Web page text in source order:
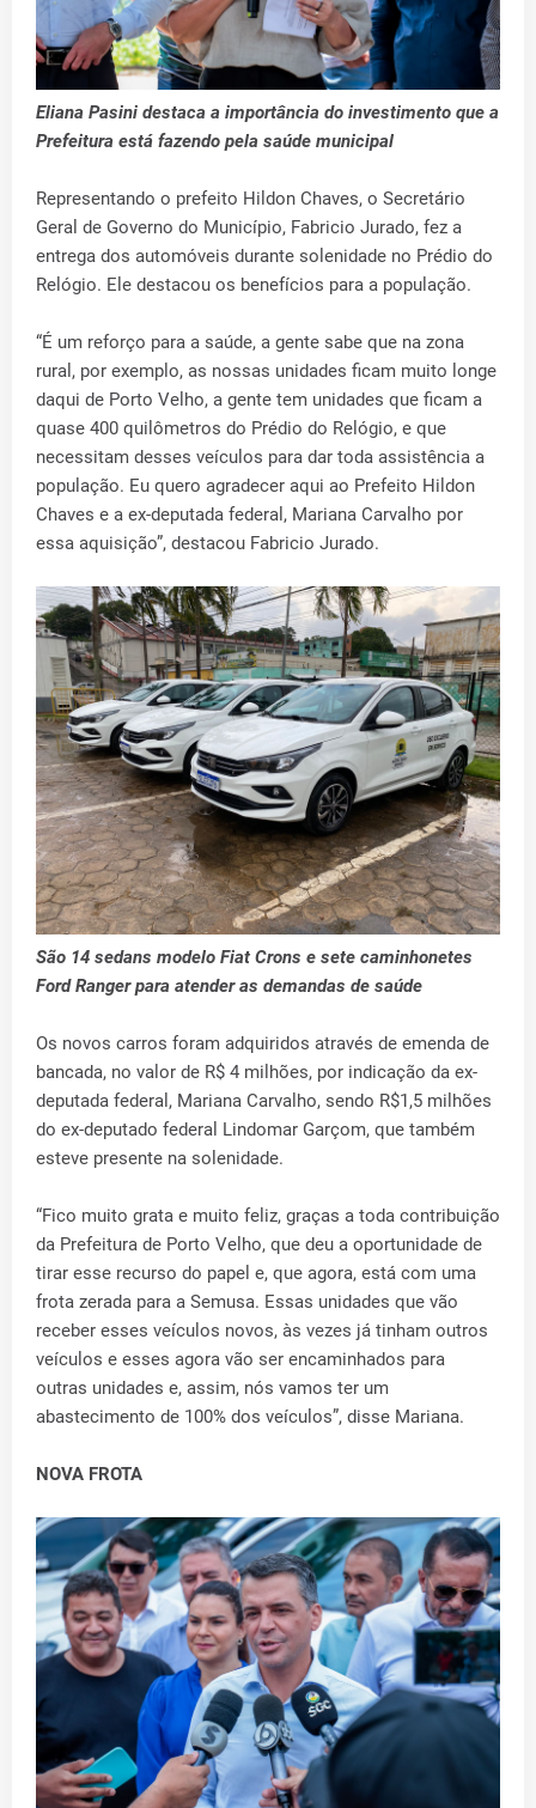
Eliana Pasini destaca a importância do investimento que a
Prefeitura está fazendo pela saúde municipal
Representando o prefeito Hildon Chaves, o Secretário
Geral de Governo do Município, Fabricio Jurado, fez a
entrega dos automóveis durante solenidade no Prédio do
Relógio. Ele destacou os benefícios para a população.
“É um reforço para a saúde, a gente sabe que na zona
rural, por exemplo, as nossas unidades ficam muito longe
daqui de Porto Velho, a gente tem unidades que ficam a
quase 400 quilômetros do Prédio do Relógio, e que
necessitam desses veículos para dar toda assistência a
população. Eu quero agradecer aqui ao Prefeito Hildon
Chaves e a ex-deputada federal, Mariana Carvalho por
essa aquisição”, destacou Fabricio Jurado.
São 14 sedans modelo Fiat Crons e sete caminhonetes
Ford Ranger para atender as demandas de saúde
Os novos carros foram adquiridos através de emenda de
bancada, no valor de R$ 4 milhões, por indicação da ex-
deputada federal, Mariana Carvalho, sendo R$1,5 milhões
do ex-deputado federal Lindomar Garçom, que também
esteve presente na solenidade.
“Fico muito grata e muito feliz, graças a toda contribuição
da Prefeitura de Porto Velho, que deu a oportunidade de
tirar esse recurso do papel e, que agora, está com uma
frota zerada para a Semusa. Essas unidades que vão
receber esses veículos novos, às vezes já tinham outros
veículos e esses agora vão ser encaminhados para
outras unidades e, assim, nós vamos ter um
abastecimento de 100% dos veículos”, disse Mariana.
NOVA FROTA